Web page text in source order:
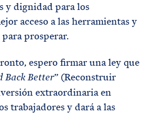
y dignidad para los
acceso a las herramientas y
prosperar.
espero firmar una ley que
Back Better” (Reconstruir
extraordinaria en
trabajadores y dará a las